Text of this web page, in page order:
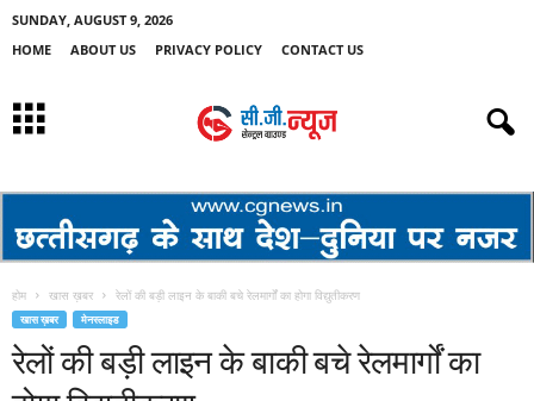
SUNDAY, AUGUST 9, 2026
HOME
ABOUT US PRIVACY POLICY CONTACT US
होम खास ख़बर रेलों की बड़ी लाइन के बाकी बचे रेलमार्गों का होगा विद्युतीकरण
खास ख़बर मेनस्लाइड
रेलों की बड़ी लाइन के बाकी बचे रेलमार्गों का